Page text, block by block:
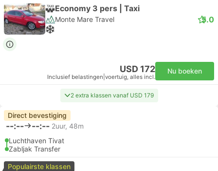
Economy 3 pers | Taxi
Monte Mare Travel 5.0
USD 172
Inclusief belastingen voertuig, alles incl.
Nu boeken
2 extra klassen vanaf USD 179
Direct bevestiging
--:-- --:-- 2uur, 48m
Luchthaven Tivat
Zabljak Transfer
Populairste klassen